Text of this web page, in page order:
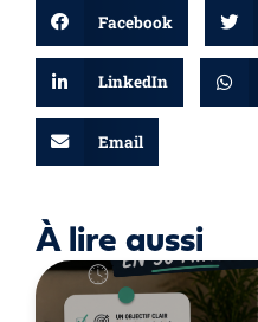
Facebook
LinkedIn
Email
À lire aussi